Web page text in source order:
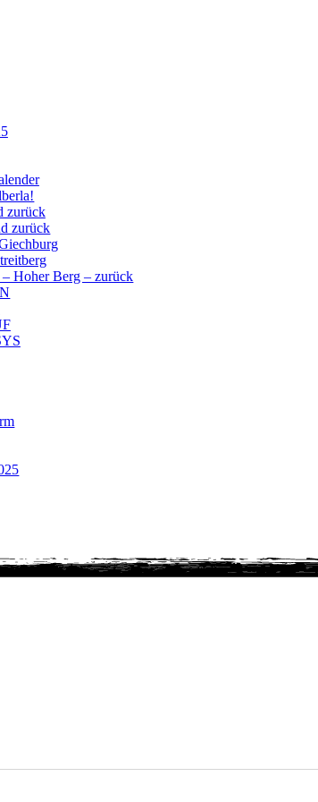
zurück
zurück
Hoher Berg – zurück